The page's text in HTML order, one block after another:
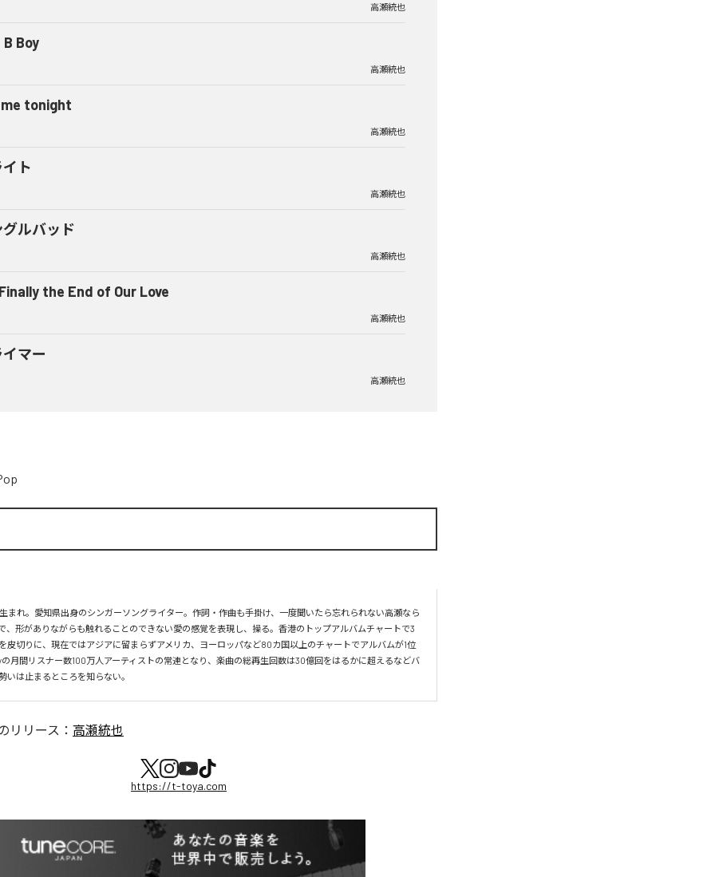
高瀬統也
Boy
高瀬統也
tonight
高瀬統也
ト
高瀬統也
ルバッド
高瀬統也
the End of Our Love
高瀬統也
マー
高瀬統也
まれ。愛知県出身のシンガーソングライター。作詞・作曲も手掛け、一度聞いたら忘れられない高瀬なら
、形がありながらも触れることのできない愛の感覚を表現し、操る。香港のトップアルバムチャートで3
皮切りに、現在ではアジアに留まらずアメリカ、ヨーロッパなど80カ国以上のチャートでアルバムが1位
月間リスナー数100万人アーティストの常連となり、楽曲の総再生回数は30億回をはるかに超えるなどバ
いは止まるところを知らない。
リリース： 高瀬統也
https://t-toya.com